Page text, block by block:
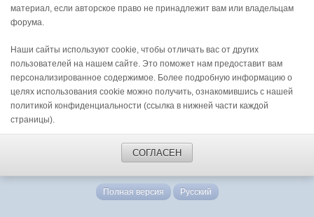
материал, если авторское право не принадлежит вам или владельцам
форума.
Наши сайты используют cookie, чтобы отличать вас от других
пользователей на нашем сайте. Это поможет нам предоставит вам
персонализированное содержимое. Более подробную информацию о
целях использования cookie можно получить, ознакомившись с нашей
политикой конфиденциальности (ссылка в нижней части каждой
страницы).
СОГЛАСЕН
Полная версия Русский